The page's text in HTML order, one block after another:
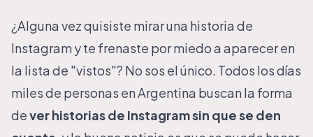
¿Alguna vez quisiste mirar una historia de
Instagram y te frenaste por miedo a aparecer en
la lista de "vistos"? No sos el único. Todos los días
miles de personas en Argentina buscan la forma
dever historias de Instagram sin que se den